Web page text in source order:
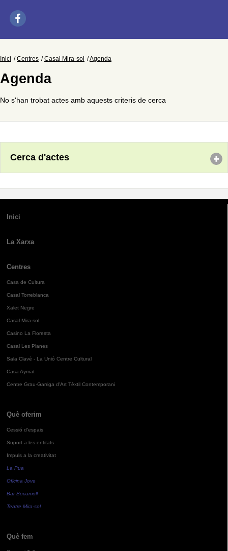
Inici Centres Casal Mira-sol Agenda
Agenda
No s'han trobat actes amb aquests criteris de cerca
Cerca d'actes
Inici
La Xarxa
Centres
Casa de Cultura
Casal Torreblanca
Xalet Negre
Casal Mira-sol
Casino La Floresta
Casal Les Planes
Sala Clavé - La Unió Centre Cultural
Casa Aymat
Centre Grau-Garriga d'Art Tèxtil Contemporani
Què oferim
Cessió d'espais
Suport a les entitats
Impuls a la creativitat
La Pua
Oficina Jove
Bar Bocamoll
Teatre Mira-sol
Què fem